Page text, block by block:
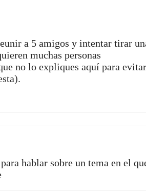
a 5 amigos y intentar tirar
muchas personas
no lo expliques aquí para
hablar sobre un tema en el